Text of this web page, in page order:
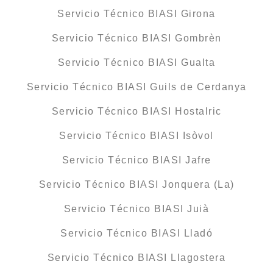
Servicio Técnico BIASI Girona
Servicio Técnico BIASI Gombrèn
Servicio Técnico BIASI Gualta
Servicio Técnico BIASI Guils de Cerdanya
Servicio Técnico BIASI Hostalric
Servicio Técnico BIASI Isòvol
Servicio Técnico BIASI Jafre
Servicio Técnico BIASI Jonquera (La)
Servicio Técnico BIASI Juià
Servicio Técnico BIASI Lladó
Servicio Técnico BIASI Llagostera